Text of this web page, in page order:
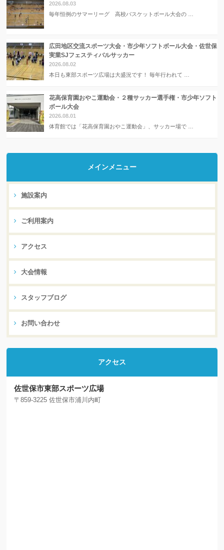
2026.08.03
毎年恒例のサマーリーグ 高校バスケットボール大会の …
広田地区交流スポーツ大会・市少年ソフトボール大会・佐世保
実業SJフェスティバルサッカー
2026.08.02
本日も東部スポーツ広場は大盛況です！ 毎年行われて …
花高保育園おやこ運動会・２種サッカー選手権・市少年ソフト
ボール大会
2026.08.01
体育館では「花高保育園おやこ運動会」、サッカー場で …
メインメニュー
施設案内
ご利用案内
アクセス
大会情報
スタッフブログ
お問い合わせ
アクセス
佐世保市東部スポーツ広場
〒859-3225 佐世保市浦川内町